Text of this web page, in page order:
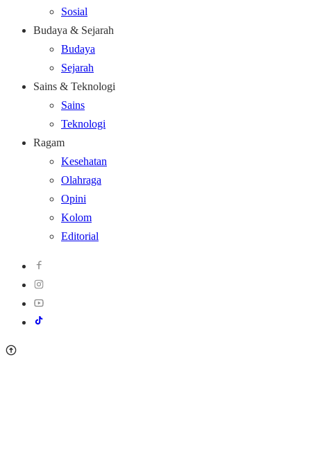
Sosial
Budaya & Sejarah
Budaya
Sejarah
Sains & Teknologi
Sains
Teknologi
Ragam
Kesehatan
Olahraga
Opini
Kolom
Editorial